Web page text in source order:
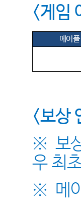
<게임
메이플
<보상
※ 보
우 최
※ 메